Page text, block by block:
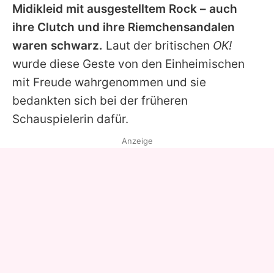
Midikleid mit ausgestelltem Rock – auch
ihre Clutch und ihre Riemchensandalen
waren schwarz. Laut der britischen OK!
wurde diese Geste von den Einheimischen
mit Freude wahrgenommen und sie
bedankten sich bei der früheren
Schauspielerin dafür.
Anzeige